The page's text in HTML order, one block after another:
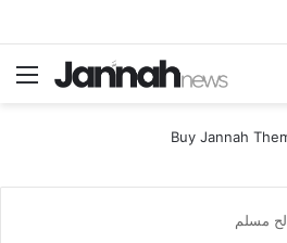
پژاک یک‌شبه «دموکرات» شد!
مسلم